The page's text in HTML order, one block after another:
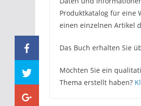
Produktkatalog für eine
einen einzelnen Artikel
Das Buch erhalten Sie
Möchten Sie ein
Thema erstellt haben?